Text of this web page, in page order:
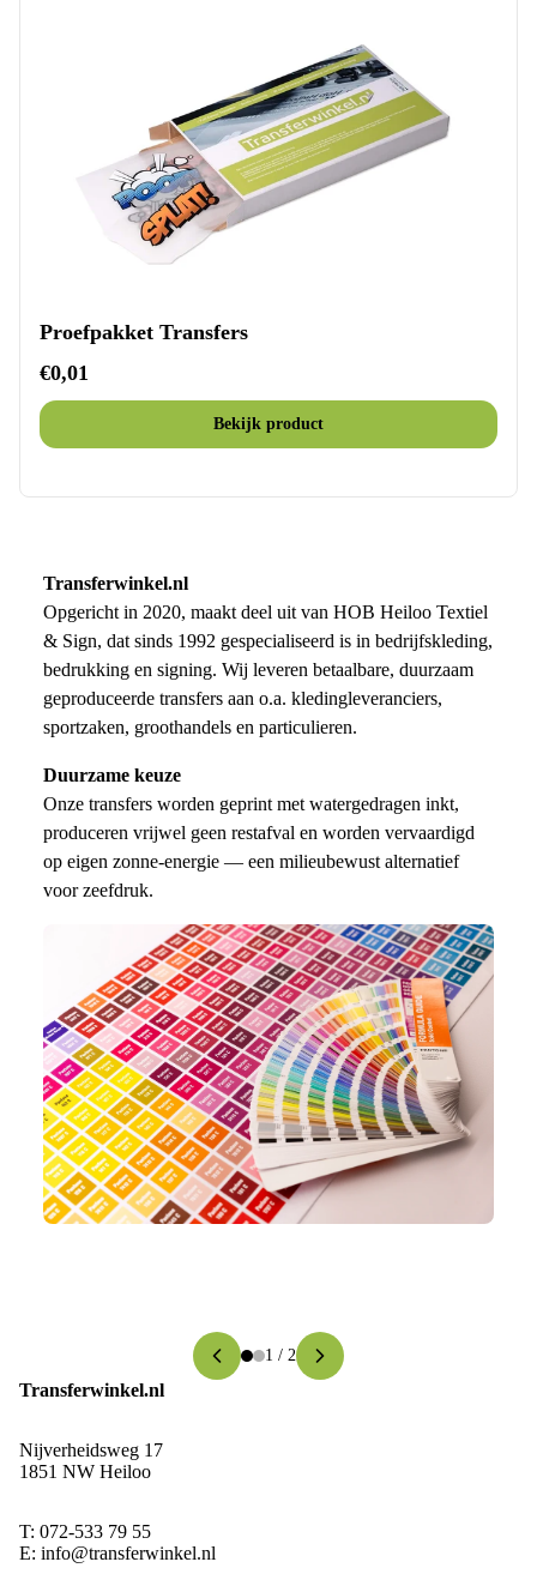
Proefpakket Transfers
€0,01
Bekijk product
Transferwinkel.nl
Opgericht in 2020, maakt deel uit van HOB Heiloo Textiel
& Sign, dat sinds 1992 gespecialiseerd is in bedrijfskleding,
bedrukking en signing. Wij leveren betaalbare, duurzaam
geproduceerde transfers aan o.a. kledingleveranciers,
sportzaken, groothandels en particulieren.
Duurzame keuze
Onze transfers worden geprint met watergedragen inkt,
produceren vrijwel geen restafval en worden vervaardigd
op eigen zonne-energie — een milieubewust alternatief
voor zeefdruk.
1 / 2
Transferwinkel.nl
Nijverheidsweg 17
1851 NW Heiloo
T: 072-533 79 55
E: info@transferwinkel.nl